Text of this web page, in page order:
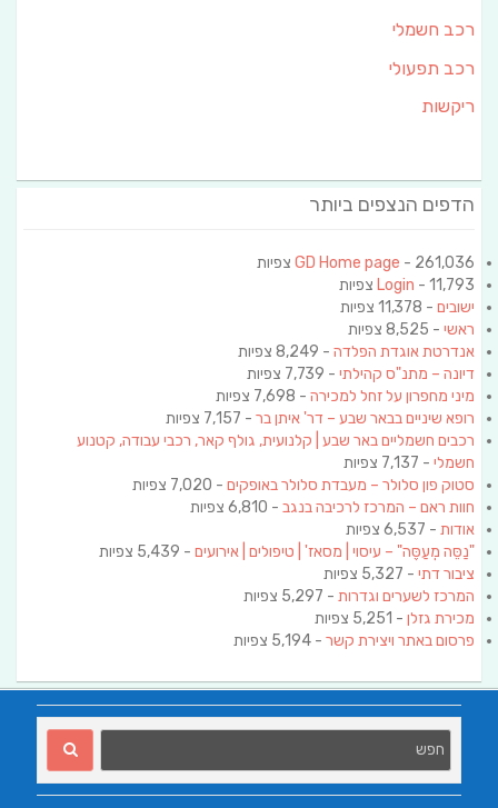
רכב חשמלי
רכב תפעולי
ריקשות
הדפים הנצפים ביותר
GD Home page - 261,036 צפיות
Login - 11,793 צפיות
ישובים - 11,378 צפיות
ראשי - 8,525 צפיות
אנדרטת אוגדת הפלדה - 8,249 צפיות
דיונה – מתנ"ס קהילתי - 7,739 צפיות
מיני מחפרון על זחל למכירה - 7,698 צפיות
רופא שיניים בבאר שבע – דר' איתן בר - 7,157 צפיות
רכבים חשמליים באר שבע | קלנועית, גולף קאר, רכבי עבודה, קטנוע
חשמלי - 7,137 צפיות
סטוק פון סלולר – מעבדת סלולר באופקים - 7,020 צפיות
חוות ראם – המרכז לרכיבה בנגב - 6,810 צפיות
אודות - 6,537 צפיות
"נַסֵּה מְעַסֶּה" – עיסוי | מסאז' | טיפולים | אירועים - 5,439 צפיות
ציבור דתי - 5,327 צפיות
המרכז לשערים וגדרות - 5,297 צפיות
מכירת גזלן - 5,251 צפיות
פרסום באתר ויצירת קשר - 5,194 צפיות